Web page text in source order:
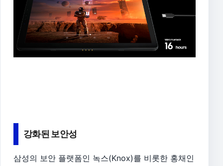
강화된 보안성
삼성의 보안 플랫폼인 녹스(Knox)를 비롯한 홍채인